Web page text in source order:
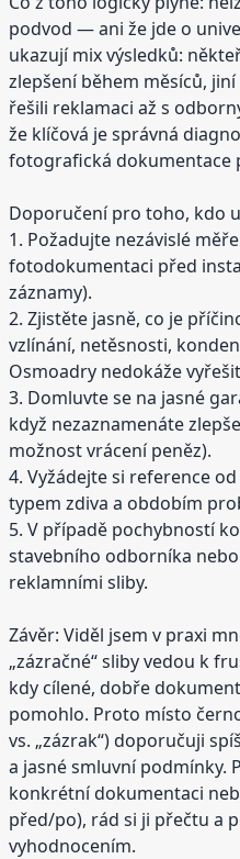
podvod — ani že jde o
ukazují mix výsledků:
zlepšení během měsíců,
řešili reklamaci až s
že klíčová je správná
fotografická dokumentace
Doporučení pro toho, kdo
1. Požadujte nezávislé
fotodokumentaci před
záznamy).
2. Zjistěte jasně, co je
vzlínání, netěsnosti,
Osmoadry nedokáže
3. Domluvte se na jasné
když nezaznamenáte
možnost vrácení peněz).
4. Vyžádejte si reference
typem zdiva a obdobím
5. V případě pochybností
stavebního odborníka
reklamními sliby.
Závěr: Viděl jsem v praxi
„zázračné“ sliby vedou k
kdy cílené, dobře
pomohlo. Proto místo
vs. „zázrak“) doporučuji
a jasné smluvní podmínky.
konkrétní dokumentaci
před/po), rád si ji přečtu a
vyhodnocením.